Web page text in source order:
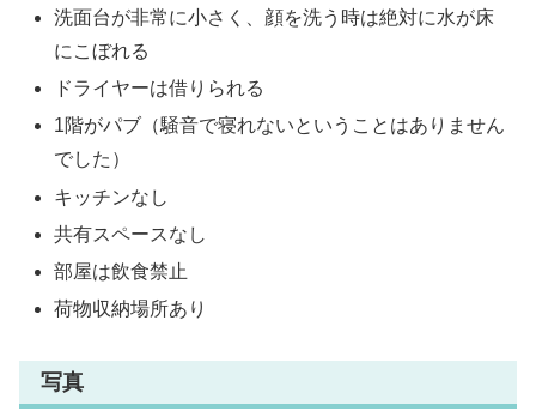
洗面台が非常に小さく、顔を洗う時は絶対に水が床
にこぼれる
ドライヤーは借りられる
1階がパブ（騒音で寝れないということはありません
でした）
キッチンなし
共有スペースなし
部屋は飲食禁止
荷物収納場所あり
写真